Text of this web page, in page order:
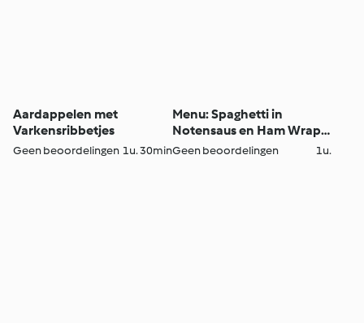
Aardappelen met
Varkensribbetjes
Geen beoordelingen 1u. 30min
Menu: Spaghetti in
Notensaus en Ham Wraps
met Groenten
Geen beoordelingen 1u.